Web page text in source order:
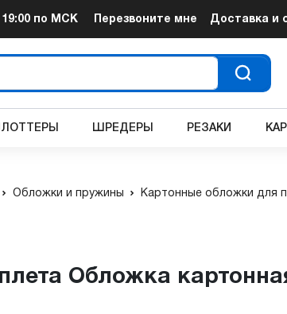
по МСК Перезвоните мне Доставка и
ШРЕДЕРЫ РЕЗАКИ
Обложки и пружины
Картонные обложки для